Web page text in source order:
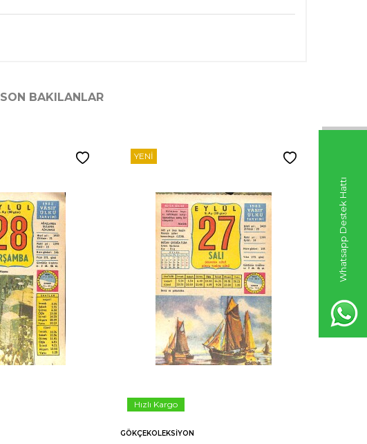
Whatsapp Destek Hattı
SON BAKILANLAR
YENI
Hızlı Kargo
GÖKÇEKOLEKSIYON